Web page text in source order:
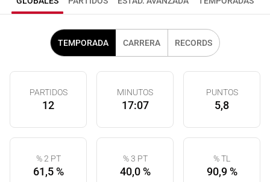
TEMPORADA CARRERA RECORDS
PARTIDOS
12
MINUTOS
17:07
PUNTOS
5,8
% 2 PT
61,5 %
% 3 PT
40,0 %
% TL
90,9 %